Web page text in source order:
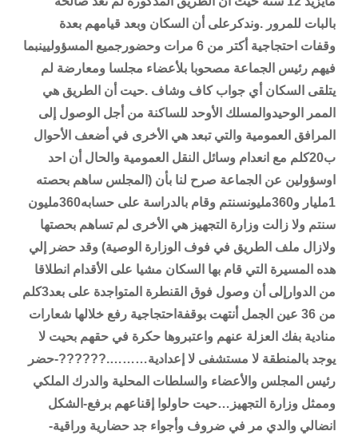
بالبات للمرور .وندكرعلى أن السكان وبعد قيامهم بعدة
وقفات احتجاجية أكتر من 6 مرات وحضورجميع المسؤوليينبما
فيهم رئيس الجماعة مصحوبا بلأعضاء مجلسا ومعارضة لم
يتلقى السكان أي جواب كاف وشاف .حيت أن الطريق هي
الممر الوحيدوالمسلك الأوحد للساكنة من أجل الوصول إلى
المرافق العمومية والتي تبعد هي الأخرى في أضعف الأحوال
ب20كلم مع انعدام وسائل النقل العمومية والحال أن احد
اوسؤولين عن الجماعة صرح لنا بأن (المجلس ساهم بحصته
1مليار و360مليونسنتم وقام بالدراسة على حسابه360مليون
سنتم ولا زالت وزارة التجهيز هي الأخرى لم تساهم بحصتها
ولازال ملف الطريق في فوف الوزارة الوصية) وقد حضر إلي
هده المسيرة التي قام بها السكان مشيا على الأقدام انطلاقا
من الدوارإلى أن وصول فوق القنطرة المتواجدة على بعد3كلم
من 36 عين الجمل أنتهت بوقفةاحتجاجية رفع خلالها شعارات
منادية بفك العزلة عنهم واعتبروها حكرة في حقهم بحيت لا
يوجد بالمنطقة لا مستشفى لا إعدادية……….??????-حضر
رئيس المجلس والأعضاء والسلطات المحلية والدرك الملكي
وممثل وزارة التجهيز…حيت حاولوا إقناعهم برفع-الشكل
انضالي والدي مر في ضروف وأجواء جد حضارية وراقية-